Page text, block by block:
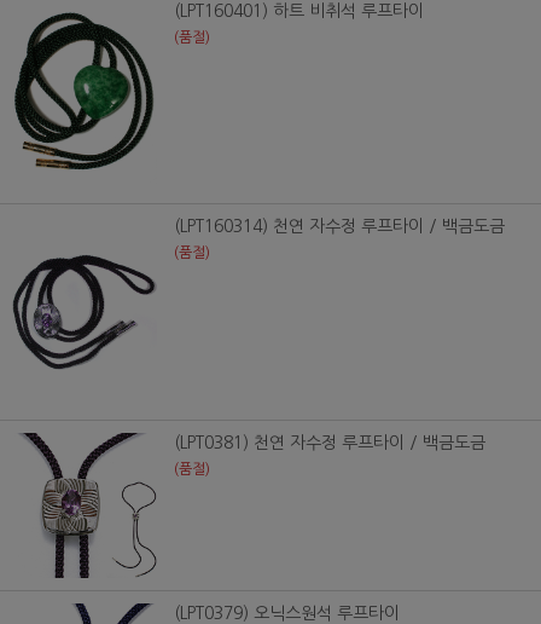
(LPT160401) 하트 비취석 루프타이
(품절)
(LPT160314) 천연 자수정 루프타이 / 백금도금
(품절)
(LPT0381) 천연 자수정 루프타이 / 백금도금
(품절)
(LPT0379) 오닉스원석 루프타이